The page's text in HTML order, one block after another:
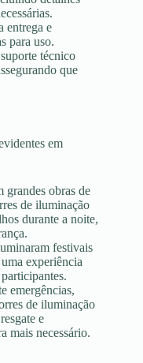
entrega e
para uso.
técnico
que
em
grandes obras de
de iluminação
durante a noite,
festivais
experiência
emergências,
de iluminação
e
mais necessário.